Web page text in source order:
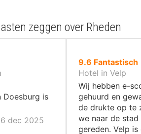
zeggen over Rheden
Doesburg is
dec 2025
9.6 uit
10
,
Fantastisch
Hotel in Velp
Wij hebben e-
gehuurd en
de drukte op te
we naar de stad
gereden. Velp